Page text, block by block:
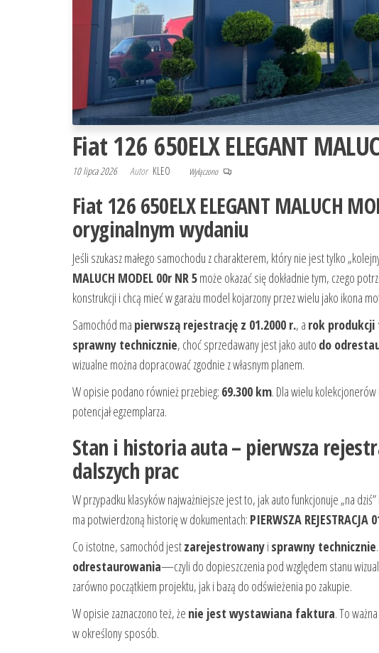
Fiat 126 650ELX ELEGANT
10 lipca 2026 Autor KLEO Wyłączono
Fiat 126 650ELX ELEGANT MALUCH
oryginalnym wydaniu
Jeśli szukasz małego samochodu z charakterem, który nie jest tylko
MALUCH MODEL 00r NR 5może okazać się dokładnie tym, czego
konstrukcji i chcą mieć w garażu model kojarzony przez wielu jako ikona
Samochód ma pierwszą rejestrację z 01.2000 r., a rok produkcji
sprawny technicznie, choć sprzedawany jest jako auto do
wizualne można dopracować zgodnie z własnym planem.
W opisie podano również przebieg: 69.300 km. Dla wielu
potencjał egzemplarza.
Stan i historia auta – pierwsza
dalszych prac
W przypadku klasyków najważniejsze jest to, jak auto funkcjonuje „na
ma potwierdzoną historię w dokumentach: PIERWSZA REJESTRACJA
Co istotne, samochód jestzarejestrowanyi sprawny technicznie
odrestaurowania—czyli do dopieszczenia pod względem stanu
zarówno początkiem projektu, jak i bazą do odświeżenia po zakupie.
W opisie zaznaczono też, że nie jest wystawiana faktura. To
w określony sposób.